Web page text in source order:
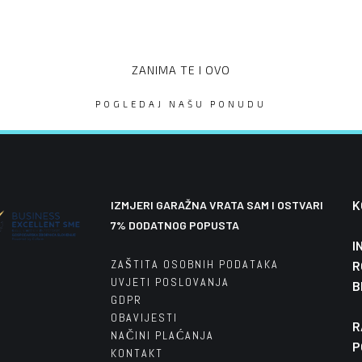
ZANIMA TE I OVO
POGLEDAJ NAŠU PONUDU
SIDE STEP 100 X 250,
912,00
S KROVNOM
ALU
IZMJERI GARAŽNA VRATA SAM I OSTVARI
7% DODATNOG POPUSTA
ZAŠTITA OSOBNIH PODATAKA
UVJETI POSLOVANJA
GDPR
OBAVIJESTI
NAČINI PLAĆANJA
KONTAKT